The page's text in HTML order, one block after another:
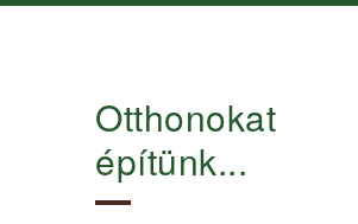
Otthonokat
építünk...